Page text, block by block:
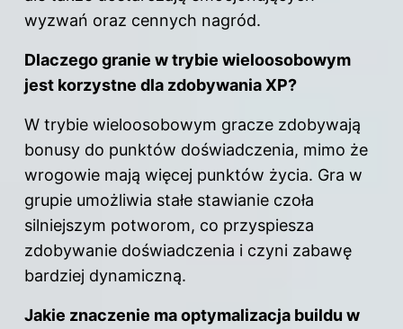
wyzwań oraz cennych nagród.
Dlaczego granie w trybie wieloosobowym
jest korzystne dla zdobywania XP?
W trybie wieloosobowym gracze zdobywają
bonusy do punktów doświadczenia, mimo że
wrogowie mają więcej punktów życia. Gra w
grupie umożliwia stałe stawianie czoła
silniejszym potworom, co przyspiesza
zdobywanie doświadczenia i czyni zabawę
bardziej dynamiczną.
Jakie znaczenie ma optymalizacja buildu w